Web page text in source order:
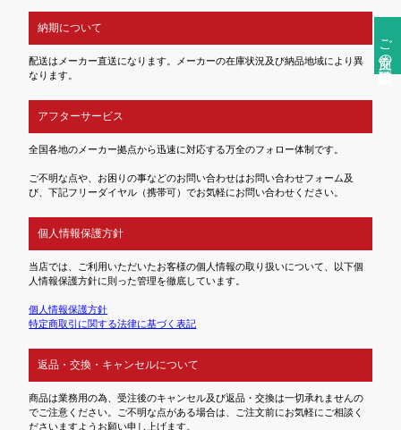
ご注文前の確認事項
納期について
配送はメーカー直送になります。メーカーの在庫状況及び納品地域により異
なります。
アフターサービス
全国各地のメーカー拠点から迅速に対応する万全のフォロー体制です。
ご不明な点や、お困りの事などのお問い合わせはお問い合わせフォーム及
び、下記フリーダイヤル（携帯可）でお気軽にお問い合わせください。
個人情報保護方針
当店では、ご利用いただいたお客様の個人情報の取り扱いについて、以下個
人情報保護方針に則った管理を徹底しています。
個人情報保護方針
特定商取引に関する法律に基づく表記
返品・交換・キャンセルについて
商品は業務用の為、受注後のキャンセル及び返品・交換は一切承れませんの
でご注意ください。ご不明な点がある場合は、ご注文前にお気軽にご相談く
ださいますようお願い申し上げます。